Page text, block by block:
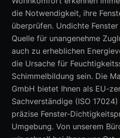
0152
Erstberatung
die Notwendigkeit, ihre
überprüfen. Undichte
Quelle für unangenehme
auch zu erheblichen
die Ursache für
Schimmelbildung sein. Die
GmbH bietet Ihnen als EU-
Sachverständige (ISO
präzise Fenster-
Umgebung. Von unserem